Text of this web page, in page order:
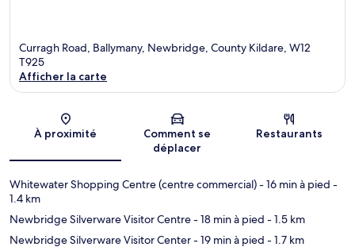
Curragh Road, Ballymany, Newbridge, County Kildare, W12
T925
Afficher la carte
À proximité
Comment se
déplacer
Restaurants
Whitewater Shopping Centre (centre commercial)- 16 min à pied -
1.4 km
Newbridge Silverware Visitor Centre- 18 min à pied - 1.5 km
Newbridge Silverware Visitor Center- 19 min à pied - 1.7 km